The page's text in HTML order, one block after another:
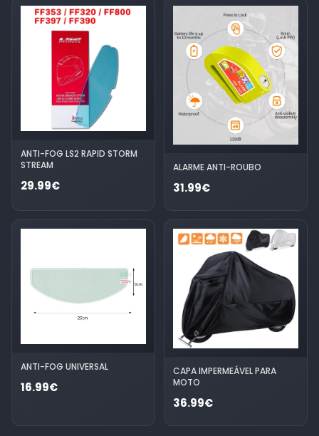
ANTI-FOG LS2 RAPID STORM
STREAM
29.99€
ALARME ANTI-ROUBO
31.99€
ANTI-FOG UNIVERSAL
16.99€
CAPA IMPERMEÁVEL PARA
MOTO
36.99€